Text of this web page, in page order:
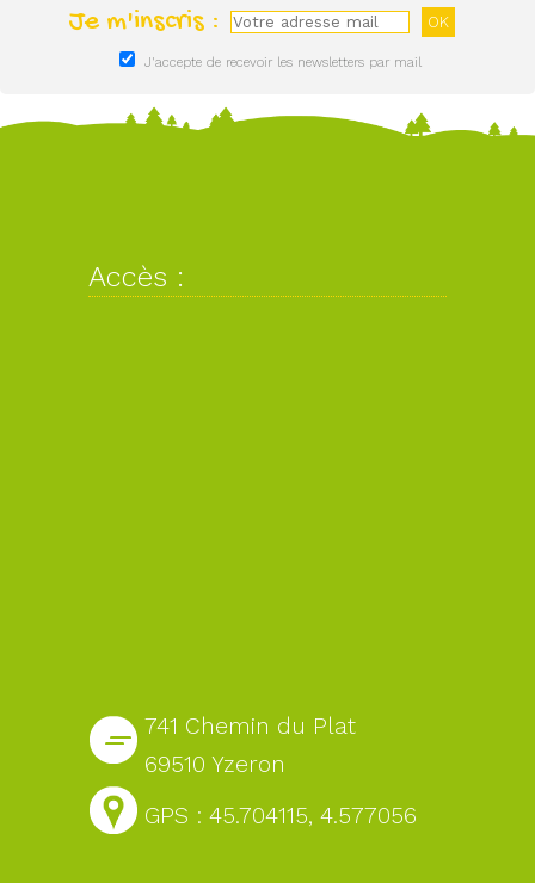
Je m'inscris :
J'accepte de recevoir les newsletters par mail
Accès :
741 Chemin du Plat
69510 Yzeron
GPS : 45.704115, 4.577056